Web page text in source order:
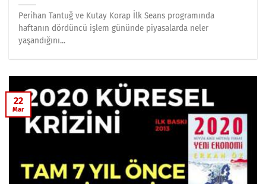
Perihan Tantuğ ve Kutay Korap İlk Seans programında
haftanın dördüncü işlem gününde piyasalarda neler
yaşandığını...
22
Mar